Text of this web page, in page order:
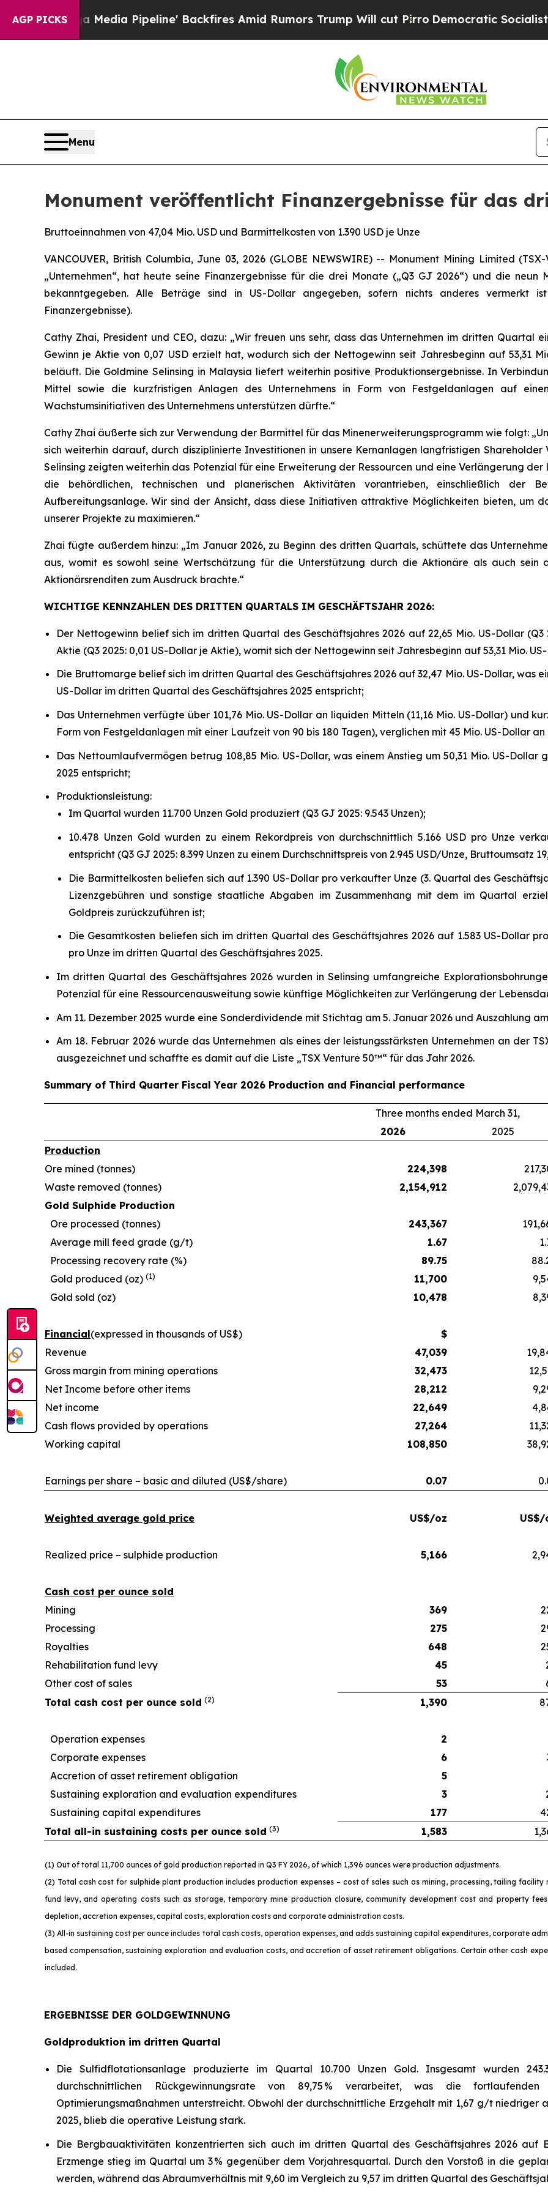
AGP PICKS
Pipeline' Backfires Amid Rumors Trump Will cut Pirro Democratic Socialists of America
Menu
Monument veröffentlicht Finanzergebnisse für das
Bruttoeinnahmen von 47,04 Mio. USD und Barmittelkosten von 1.390 USD je Unze
VANCOUVER, British Columbia, June 03, 2026 (GLOBE NEWSWIRE) -- Monument Mining Limited
„Unternehmen“, hat heute seine Finanzergebnisse für die drei Monate („Q3 GJ 2026“) und die neun
bekanntgegeben. Alle Beträge sind in US-Dollar angegeben, sofern nichts anderes vermerkt
Finanzergebnisse).
Cathy Zhai, President und CEO, dazu: „Wir freuen uns sehr, dass das Unternehmen im dritten Quartal
Gewinn je Aktie von 0,07 USD erzielt hat, wodurch sich der Nettogewinn seit Jahresbeginn auf 53,31
beläuft. Die Goldmine Selinsing in Malaysia liefert weiterhin positive Produktionsergebnisse. In
Mittel sowie die kurzfristigen Anlagen des Unternehmens in Form von Festgeldanlagen auf
Wachstumsinitiativen des Unternehmens unterstützen dürfte.“
Cathy Zhai äußerte sich zur Verwendung der Barmittel für das Minenerweiterungsprogramm wie folgt:
sich weiterhin darauf, durch disziplinierte Investitionen in unsere Kernanlagen langfristigen Shareholder
Selinsing zeigten weiterhin das Potenzial für eine Erweiterung der Ressourcen und eine Verlängerung
die behördlichen, technischen und planerischen Aktivitäten vorantrieben, einschließlich der
Aufbereitungsanlage. Wir sind der Ansicht, dass diese Initiativen attraktive Möglichkeiten bieten, um
unserer Projekte zu maximieren.“
Zhai fügte außerdem hinzu: „Im Januar 2026, zu Beginn des dritten Quartals, schüttete das
aus, womit es sowohl seine Wertschätzung für die Unterstützung durch die Aktionäre als auch sein
Aktionärsrenditen zum Ausdruck brachte.“
WICHTIGE KENNZAHLEN DES DRITTEN QUARTALS IM GESCHÄFTSJAHR 2026:
Der Nettogewinn belief sich im dritten Quartal des Geschäftsjahres 2026 auf 22,65 Mio. US-Dollar (Q3
Aktie (Q3 2025: 0,01 US-Dollar je Aktie), womit sich der Nettogewinn seit Jahresbeginn auf 53,31 Mio.
Die Bruttomarge belief sich im dritten Quartal des Geschäftsjahres 2026 auf 32,47 Mio. US-Dollar, was
US-Dollar im dritten Quartal des Geschäftsjahres 2025 entspricht;
Das Unternehmen verfügte über 101,76 Mio. US-Dollar an liquiden Mitteln (11,16 Mio. US-Dollar) und
Form von Festgeldanlagen mit einer Laufzeit von 90 bis 180 Tagen), verglichen mit 45 Mio. US-Dollar
Das Nettoumlaufvermögen betrug 108,85 Mio. US-Dollar, was einem Anstieg um 50,31 Mio. US-Dollar
2025 entspricht;
Produktionsleistung:
Im Quartal wurden 11.700 Unzen Gold produziert (Q3 GJ 2025: 9.543 Unzen);
10.478 Unzen Gold wurden zu einem Rekordpreis von durchschnittlich 5.166 USD pro Unze
entspricht (Q3 GJ 2025: 8.399 Unzen zu einem Durchschnittspreis von 2.945 USD/Unze, Bruttoumsatz
Die Barmittelkosten beliefen sich auf 1.390 US-Dollar pro verkaufter Unze (3. Quartal des
Lizenzgebühren und sonstige staatliche Abgaben im Zusammenhang mit dem im Quartal
Goldpreis zurückzuführen ist;
Die Gesamtkosten beliefen sich im dritten Quartal des Geschäftsjahres 2026 auf 1.583 US-Dollar
pro Unze im dritten Quartal des Geschäftsjahres 2025.
Im dritten Quartal des Geschäftsjahres 2026 wurden in Selinsing umfangreiche
Potenzial für eine Ressourcenausweitung sowie künftige Möglichkeiten zur Verlängerung der
Am 11. Dezember 2025 wurde eine Sonderdividende mit Stichtag am 5. Januar 2026 und Auszahlung
Am 18. Februar 2026 wurde das Unternehmen als eines der leistungsstärksten Unternehmen an der
ausgezeichnet und schaffte es damit auf die Liste „TSX Venture 50™“ für das Jahr 2026.
Summary of Third Quarter Fiscal Year 2026 Production and Financial performance
Three months ended March 31,
2026
2025
Production
Ore mined (tonnes)
224,398
Waste removed (tonnes)
2,154,912
Gold Sulphide Production
Ore processed (tonnes)
243,367
Average mill feed grade (g/t)
1.67
Processing recovery rate (%)
89.75
Gold produced (oz) (1) 11,700
Gold sold (oz)
10,478
Financial(expressed in thousands of US$)
$
Revenue
47,039
Gross margin from mining operations
32,473
Net Income before other items
28,212
Net income
22,649
Cash flows provided by operations
27,264
Working capital
108,850
Earnings per share – basic and diluted (US$/share) 0.07
Weighted average gold price US$/oz US$/
Realized price – sulphide production 5,166
Cash cost per ounce sold
Mining
369
Processing
275
Royalties
648
Rehabilitation fund levy
45
Other cost of sales
53
Total cash cost per ounce sold (2) 1,390
Operation expenses
2
Corporate expenses
6
Accretion of asset retirement obligation
5
Sustaining exploration and evaluation expenditures
3
Sustaining capital expenditures
177
Total all-in sustaining costs per ounce sold (3) 1,583
(1) Out of total 11,700 ounces of gold production reported in Q3 FY 2026, of which 1,396 ounces were production adjustments.
(2) Total cash cost for sulphide plant production includes production expenses – cost of sales such as mining, processing, tailing
fund levy, and operating costs such as storage, temporary mine production closure, community development cost and property
depletion, accretion expenses, capital costs, exploration costs and corporate administration costs.
(3) All-in sustaining cost per ounce includes total cash costs, operation expenses, and adds sustaining capital expenditures, corporate
based compensation, sustaining exploration and evaluation costs, and accretion of asset retirement obligations. Certain other cash
incl uded.
ERGEBNISSE DER GOLDGEWINNUNG
Goldproduktion im dritten Quartal
Die Sulfidflotationsanlage produzierte im Quartal 10.700 Unzen Gold. Insgesamt wurden
durchschnittlichen Rückgewinnungsrate von 89,75 % verarbeitet, was die
Optimierungsmaßnahmen unterstreicht. Obwohl der durchschnittliche Erzgehalt mit 1,67 g/t niedriger
2025, blieb die operative Leistung stark.
Die Bergbauaktivitäten konzentrierten sich auch im dritten Quartal des Geschäftsjahres 2026
Erzmenge stieg im Quartal um 3 % gegenüber dem Vorjahresquartal. Durch den Vorstoß in die
werden, während das Abraumverhältnis mit 9,60 im Vergleich zu 9,57 im dritten Quartal des